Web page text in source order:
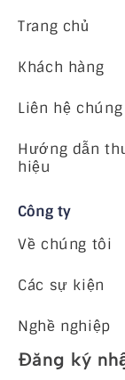
Trang chủ
Khách hàng
Liên hệ
Hướng dẫn
hiệu
Công ty
Về chúng tôi
Các sự kiện
Nghề nghiệp
Đăng ký